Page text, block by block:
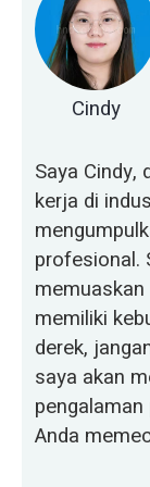
Cindy
Saya Cindy,
kerja di
profesional.
memuaskan
memiliki
derek,
saya akan
Anda